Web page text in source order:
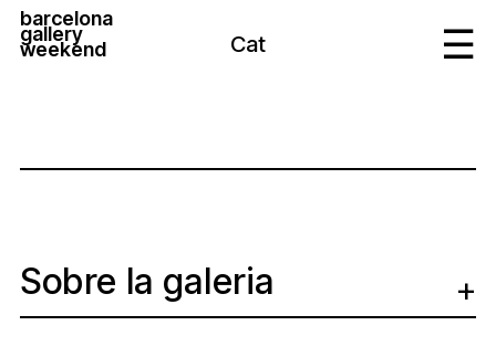
barcelona
gallery
weekend Cat
Sobre la galeria